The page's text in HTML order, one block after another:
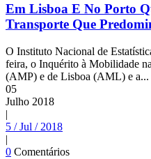
Em Lisboa E No Porto
Transporte Que
O Instituto Nacional de
feira, o Inquérito à Mobilidade
(AMP) e de Lisboa (AML) e a...
05
Julho 2018
|
5 / Jul / 2018
|
0 Comentários